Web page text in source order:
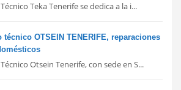
Teka Tenerife se dedica a la i...
técnico OTSEIN TENERIFE, reparaciones
Otsein Tenerife, con sede en S...